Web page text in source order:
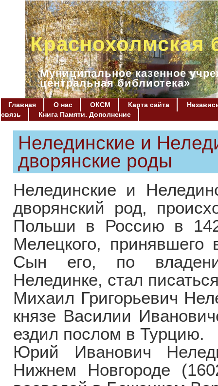
Краснохолмская
Муниципальное казенное
центральная библиотека»
Главная О нас ОКСМ Карта сайта
связь
Книга Памяти. Дополнение
Нелединские и
дворянские роды
Нелединские и
дворянский род,
Польши в Россию в
Мелецкого,
Сын его, по
Нелединке, стал
Михаил Григорьевич
князе Василии
ездил послом в Турцию.
Юрий Иванович
Нижнем Новгороде